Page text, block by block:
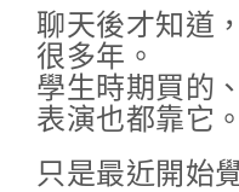
聊天後才知道
很多年。
學生時期買的
表演也都靠它。
只是最近開始